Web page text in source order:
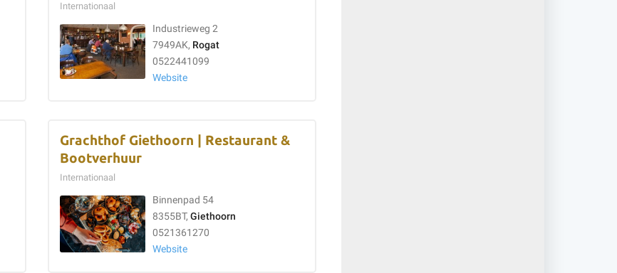
Internationaal
Industrieweg 2
7949AK, Rogat
0522441099
Website
Grachthof Giethoorn | Restaurant &
Bootverhuur
Internationaal
Binnenpad 54
8355BT, Giethoorn
0521361270
Website